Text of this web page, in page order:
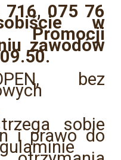
075 76
w
zawodów
bez
sobie
i prawo do